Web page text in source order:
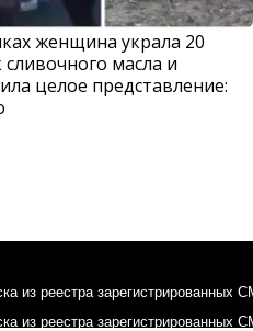
женщина украла 20
сливочного масла и
целое представление:
из реестра зарегистрированных
из реестра зарегистрированных